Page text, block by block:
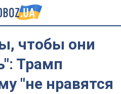
чтобы они
Трамп
"не нравятся